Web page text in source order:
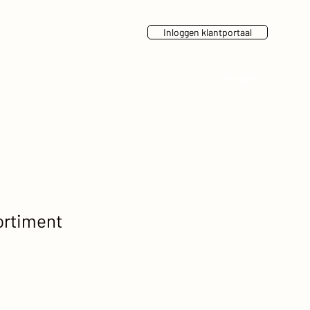
Inloggen klantportaal